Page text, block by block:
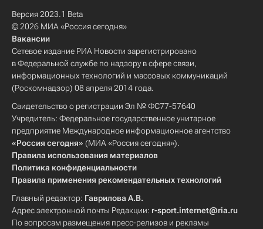
Версия 2023.1 Beta
© 2026 МИА «Россия сегодня»
Вакансии
Сетевое издание РИА Новости зарегистрировано
в Федеральной службе по надзору в сфере связи,
информационных технологий и массовых коммуникаций
(Роскомнадзор) 08 апреля 2014 года.
Свидетельство о регистрации Эл № ФС77-57640
Учредитель: Федеральное государственное унитарное
предприятие Международное информационное агентство
«Россия сегодня» (МИА «Россия сегодня»).
Правила использования материалов
Политика конфиденциальности
Правила применения рекомендательных технологий
Главный редактор: Гаврилова А.В.
Адрес электронной почты Редакции: r-sport.internet@ria.ru
По вопросам размещения пресс-релизов и рекламы